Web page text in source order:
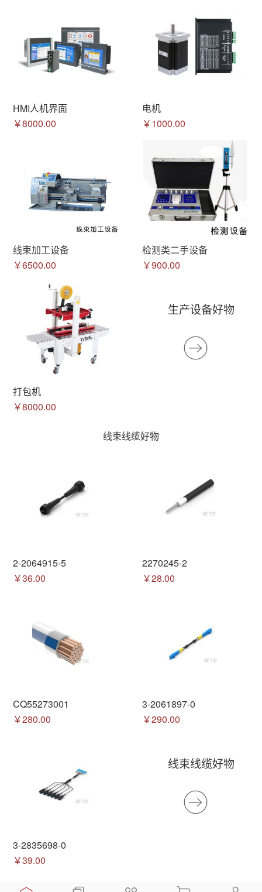
HMI人机界面
￥8000.00
电机
￥1000.00
线束加工设备
￥6500.00
检测类二手设备
￥900.00
打包机
￥8000.00
生产设备好物
线束线缆好物
2-2064915-5
￥36.00
2270245-2
￥28.00
CQ55273001
￥280.00
3-2061897-0
￥290.00
3-2835698-0
￥39.00
线束线缆好物